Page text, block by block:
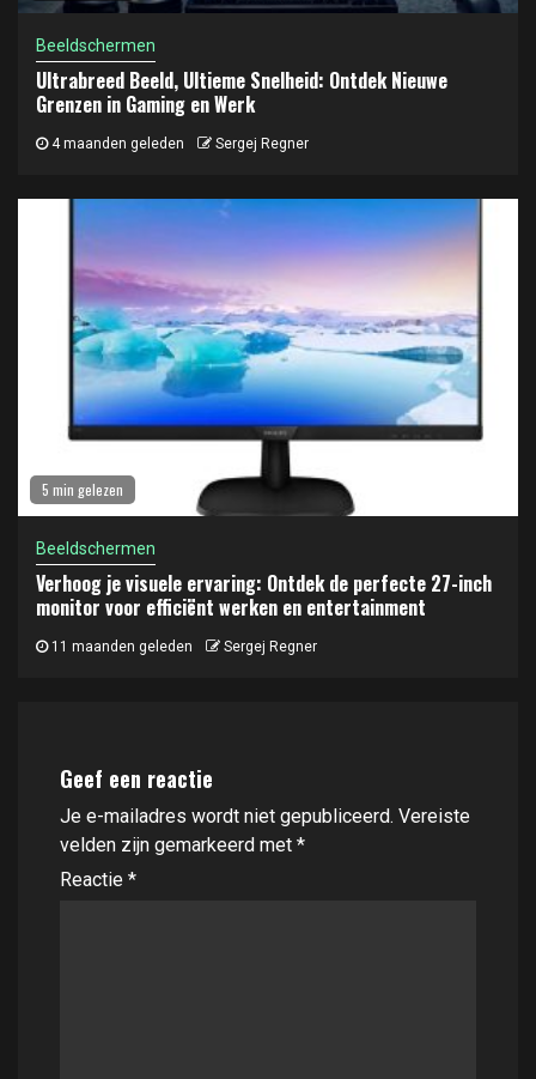
Beeldschermen
Ultrabreed Beeld, Ultieme Snelheid: Ontdek Nieuwe
Grenzen in Gaming en Werk
4 maanden geleden Sergej Regner
5 min gelezen
Beeldschermen
Verhoog je visuele ervaring: Ontdek de perfecte 27-inch
monitor voor efficiënt werken en entertainment
11 maanden geleden Sergej Regner
Geef een reactie
Je e-mailadres wordt niet gepubliceerd. Vereiste
velden zijn gemarkeerd met *
Reactie *